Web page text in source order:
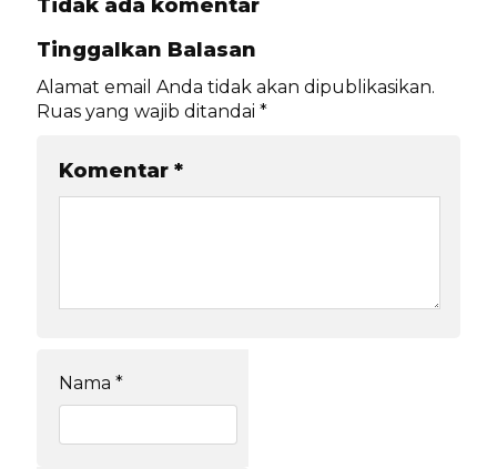
Tidak ada komentar
Tinggalkan Balasan
Alamat email Anda tidak akan dipublikasikan.
Ruas yang wajib ditandai *
Komentar *
Nama *